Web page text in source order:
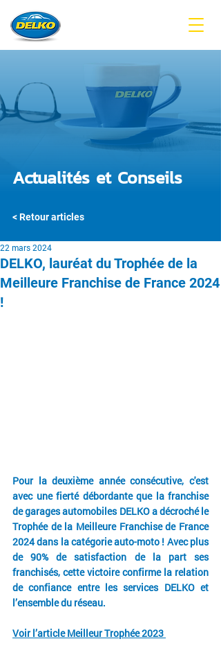
Actualités et Conseils
< Retour articles
DELKO, lauréat du Trophée de la
Meilleure Franchise de France 2024
!
22 mars 2024
Pour la deuxième année consécutive, c'est
avec une fierté débordante que la franchise
de garages automobiles DELKO a décroché le
Trophée de la Meilleure Franchise de France
2024 dans la catégorie auto-moto ! Avec plus
de 90% de satisfaction de la part ses
franchisés, cette victoire confirme la relation
de confiance entre les services DELKO et
l’ensemble du réseau.
Voir l’article Meilleur Trophée 2023